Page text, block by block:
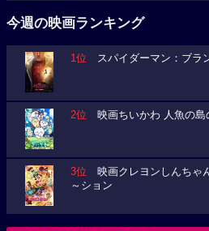
今週の映画ランキング
1位 スパイダーマン：ブラ
2位 映画ちいかわ 人魚の島
3位 映画クレヨンしんちゃ
～ション